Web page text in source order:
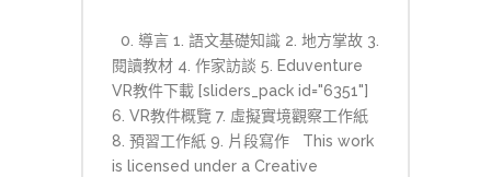
0. 導言 1. 語文基礎知識 2. 地方掌故 3.
閱讀教材 4. 作家訪談 5. Eduventure
VR教件下載 [sliders_pack id="6351"]
6. VR教件概覽 7. 虛擬實境觀察工作紙
8. 預習工作紙 9. 片段寫作 This work
is licensed under a Creative